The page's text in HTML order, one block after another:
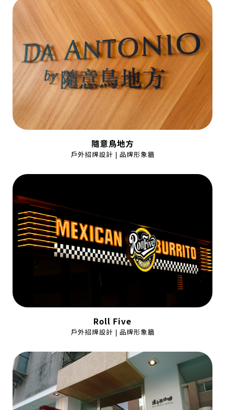
隨意鳥地方
戶外招牌設計 | 品牌形象牆
Roll Five
戶外招牌設計 | 品牌形象牆